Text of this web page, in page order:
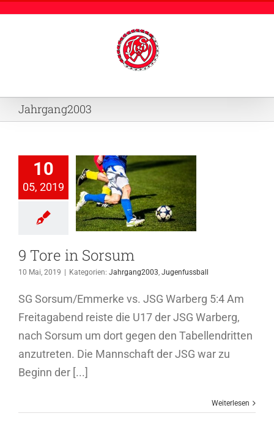
Jahrgang2003
10
05, 2019
in Sorsum
9 Tore in Sorsum
10 Mai, 2019 Kategorien: Jahrgang2003, Jugenfussball
SG Sorsum/Emmerke vs. JSG Warberg 5:4 Am
Freitagabend reiste die U17 der JSG Warberg,
nach Sorsum um dort gegen den Tabellendritten
anzutreten. Die Mannschaft der JSG war zu
Beginn der [...]
Weiterlesen